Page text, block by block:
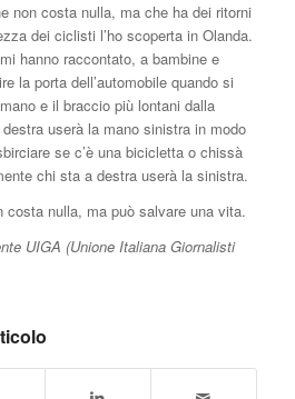
non costa nulla, ma che ha dei ritorni
dei ciclisti l’ho scoperta in Olanda.
hanno raccontato, a bambine e
la porta dell’automobile quando si
e il braccio più lontani dalla
userà la mano sinistra in modo
se c’è una bicicletta o chissà
chi sta a destra userà la sinistra.
costa nulla, ma può salvare una vita.
UIGA (Unione Italiana Giornalisti